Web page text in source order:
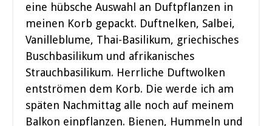
eine hübsche Auswahl an Duftpflanzen in
meinen Korb gepackt. Duftnelken, Salbei,
Vanilleblume, Thai-Basilikum, griechisches
Buschbasilikum und afrikanisches
Strauchbasilikum. Herrliche Duftwolken
entströmen dem Korb. Die werde ich am
späten Nachmittag alle noch auf meinem
Balkon einpflanzen. Bienen, Hummeln und